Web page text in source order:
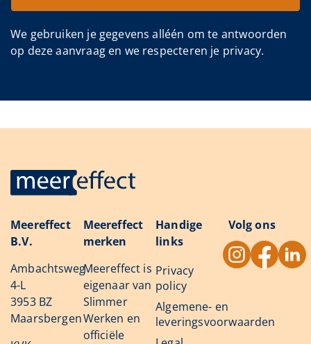
We gebruiken je gegevens alléén om te antwoorden
op deze aanvraag en we respecteren je privacy.
Meereffect
B.V.
Ambachtsweg
4-L
3953 BZ
Maarsbergen
Meereffect
merken
Meereffect is
eigenaar van
Slimmer
Werken en
officiële
Handige
links
Privacy
policy
Algemene- en
leveringsvoorwaarden
Volg ons